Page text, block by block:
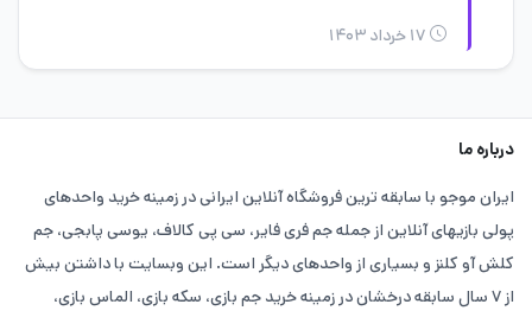
۱۷ خرداد ۱۴۰۳
درباره ما
ایران موجو با سابقه ترین فروشگاه آنلاین ایرانی در زمینه خرید واحدهای
پولی بازیهای آنلاین از جمله جم فری فایر، سی پی کالاف، یوسی پابجی، جم
کلش آو کلنز و بسیاری از واحدهای دیگر است. این وبسایت با داشتن بیش
از ۷ سال سابقه درخشان در زمینه خرید جم بازی، سکه بازی، الماس بازی،